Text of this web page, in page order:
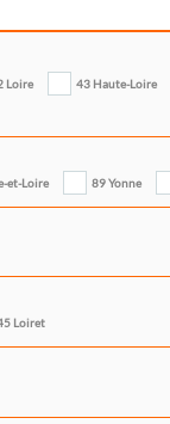
Loire 43 Haute-Loire
et-Loire 89 Yonne
Loiret